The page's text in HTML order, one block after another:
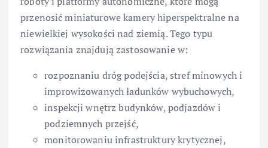
przenosić miniaturowe kamery hiperspektralne na
niewielkiej wysokości nad ziemią. Tego typu
rozwiązania znajdują zastosowanie w:
rozpoznaniu dróg podejścia, stref minowych i
improwizowanych ładunków wybuchowych,
inspekcji wnętrz budynków, podjazdów i
podziemnych przejść,
monitorowaniu infrastruktury krytycznej,